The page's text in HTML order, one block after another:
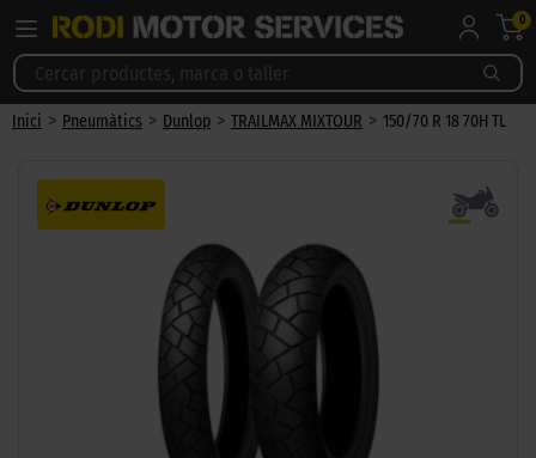
0
Inici > Pneumàtics > Dunlop > TRAILMAX MIXTOUR > 150/70 R 18 70H TL